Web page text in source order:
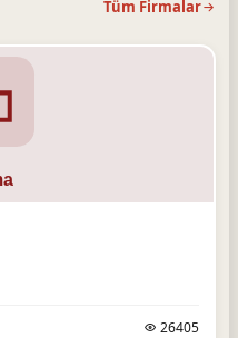
Tüm Firmalar
26405